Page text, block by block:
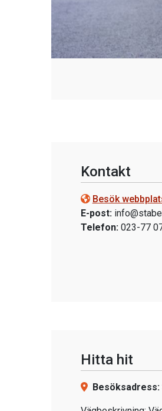
Kontakt
Besök
E-post:
Telefon: 023-77
Hitta hit
Besöksadress: